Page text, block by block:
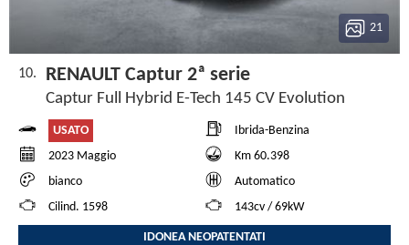
21
10. RENAULT Captur 2ª serie
Captur Full Hybrid E-Tech 145 CV Evolution
USATO
Ibrida-Benzina
2023 Maggio
Km 60.398
bianco
Automatico
Cilind. 1598
143cv / 69kW
IDONEA NEOPATENTATI